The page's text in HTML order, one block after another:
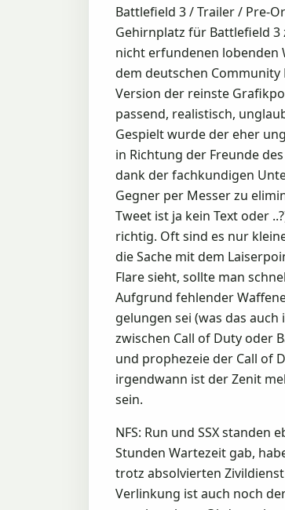
Battlefield 3 / Trailer / Pre-
Gehirnplatz für Battlefield 3
nicht erfundenen lobenden
dem deutschen
Version der reinste
passend, realistisch,
Gespielt wurde der eher
in Richtung der Freunde
dank der fachkundigen
Gegner per Messer zu
Tweet ist ja kein Text oder
richtig. Oft sind es nur
die Sache mit dem
Flare sieht, sollte man
Aufgrund fehlender
gelungen sei (was das
zwischen Call of Duty oder
und prophezeie der Call of
irgendwann ist der Zenit
sein.
NFS: Run und SSX
Stunden Wartezeit gab,
trotz absolvierten
Verlinkung ist auch noch